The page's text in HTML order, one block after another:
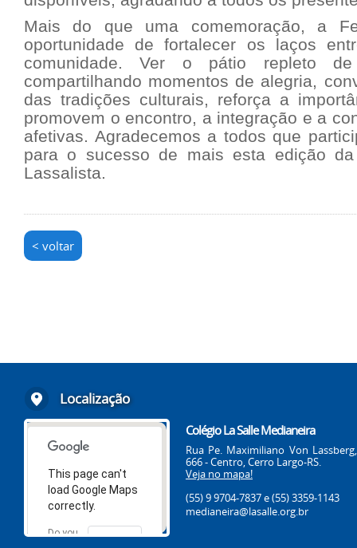
Mais do que uma comemoração, a
oportunidade de fortalecer os laços
comunidade. Ver o pátio repleto de
compartilhando momentos de alegria,
das tradições culturais, reforça a
promovem o encontro, a integração e a
afetivas. Agradecemos a todos que
para o sucesso de mais esta edição
Lassalista.
< voltar
Localização
This page can't
load Google Maps
correctly.
Do you
OK
Colégio La Salle Medianeira
Rua Pe. Maximiliano Von Lassberg,
666 - Centro, Cerro Largo-RS.
Veja no mapa!
(55) 9 9704-7837e (55) 3359-1143
medianeira@lasalle.org.br